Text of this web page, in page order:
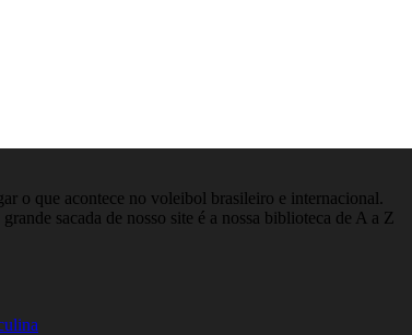
o que acontece no voleibol brasileiro e internacional.
sacada de nosso site é a nossa biblioteca de A a Z